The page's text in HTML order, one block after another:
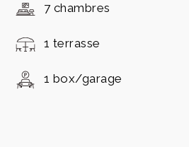
7 chambres
1 terrasse
1 box/garage